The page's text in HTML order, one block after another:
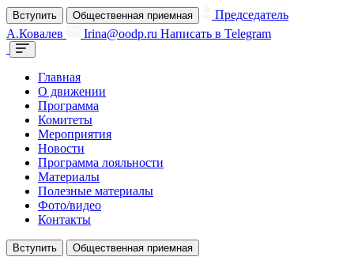
Вступить Общественная приемная
Председатель
А.Ковалев
Irina@oodp.ru Написать в Telegram
Главная
О движении
Программа
Комитеты
Мероприятия
Новости
Программа лояльности
Материалы
Полезные материалы
Фото/видео
Контакты
Вступить Общественная приемная